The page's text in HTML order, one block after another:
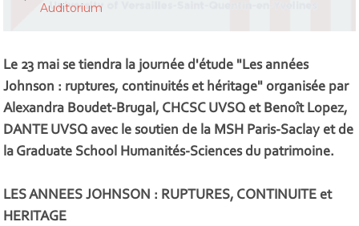
Auditorium
Le 23 mai se tiendra la journée d'étude "Les années
Johnson : ruptures, continuités et héritage" organisée par
Alexandra Boudet-Brugal, CHCSC UVSQ et Benoît Lopez,
DANTE UVSQ avec le soutien de la MSH Paris-Saclay et de
la Graduate School Humanités-Sciences du patrimoine.
LES ANNEES JOHNSON : RUPTURES, CONTINUITE et
HERITAGE